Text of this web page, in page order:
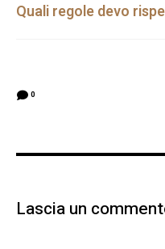
Quali regole devo
0
Lascia un